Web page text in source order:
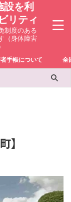
設を利
リティ
制度のある
（身体障害
手帳について 全
】